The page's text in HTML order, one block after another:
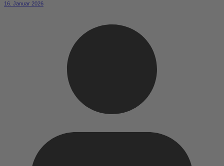
16. Januar 2026